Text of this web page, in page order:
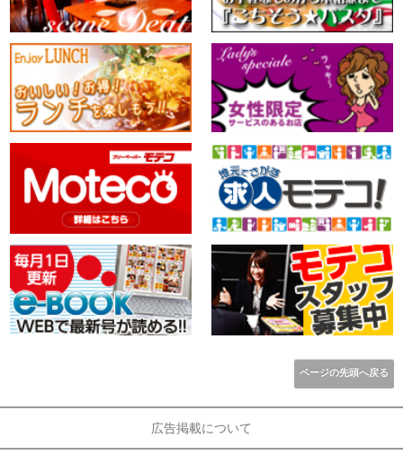
ページの先頭へ戻る
広告掲載について